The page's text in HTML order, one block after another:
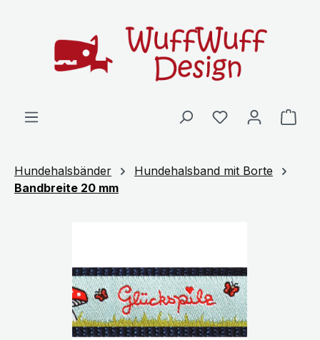
Hundehalsbänder
Hundehalsband mit Borte
Bandbreite 20 mm